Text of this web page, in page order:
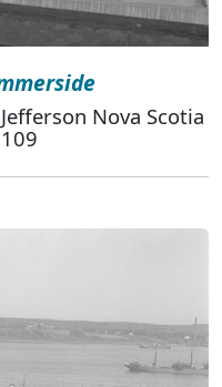
Nova Scotia